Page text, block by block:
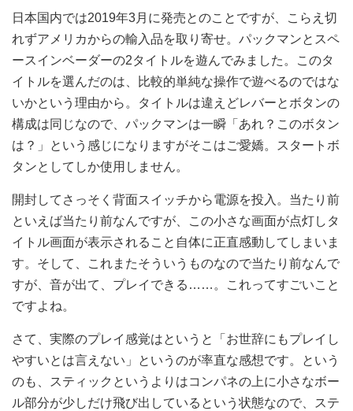
日本国内では2019年3月に発売とのことですが、こらえ切
れずアメリカからの輸入品を取り寄せ。パックマンとスペ
ースインベーダーの2タイトルを遊んでみました。このタ
イトルを選んだのは、比較的単純な操作で遊べるのではな
いかという理由から。タイトルは違えどレバーとボタンの
構成は同じなので、パックマンは一瞬「あれ？このボタン
は？」という感じになりますがそこはご愛嬌。スタートボ
タンとしてしか使用しません。
開封してさっそく背面スイッチから電源を投入。当たり前
といえば当たり前なんですが、この小さな画面が点灯しタ
イトル画面が表示されること自体に正直感動してしまいま
す。そして、これまたそういうものなので当たり前なんで
すが、音が出て、プレイできる……。これってすごいこと
ですよね。
さて、実際のプレイ感覚はというと「お世辞にもプレイし
やすいとは言えない」というのが率直な感想です。という
のも、スティックというよりはコンパネの上に小さなボー
ル部分が少しだけ飛び出しているという状態なので、ステ